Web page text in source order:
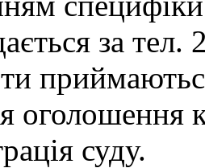
за тел.
оголошення
суду.